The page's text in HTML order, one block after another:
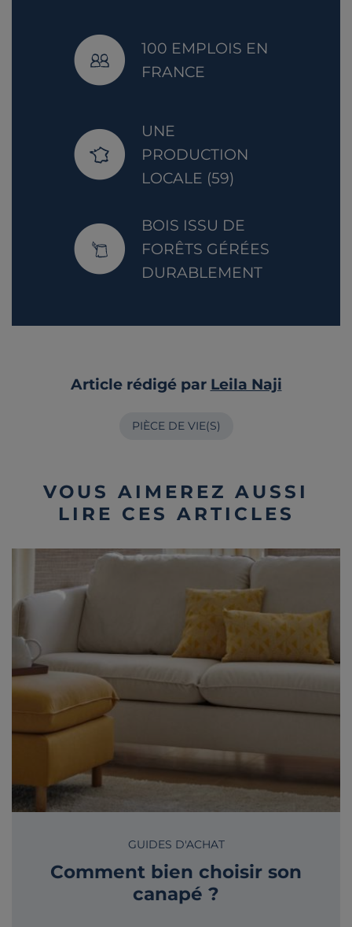
100 EMPLOIS EN
FRANCE
UNE
PRODUCTION
LOCALE (59)
BOIS ISSU DE
FORÊTS GÉRÉES
DURABLEMENT
Article rédigé par Leila Naji
PIÈCE DE VIE(S)
VOUS AIMEREZ AUSSI
LIRE CES ARTICLES
GUIDES D'ACHAT
Comment bien choisir son
canapé ?